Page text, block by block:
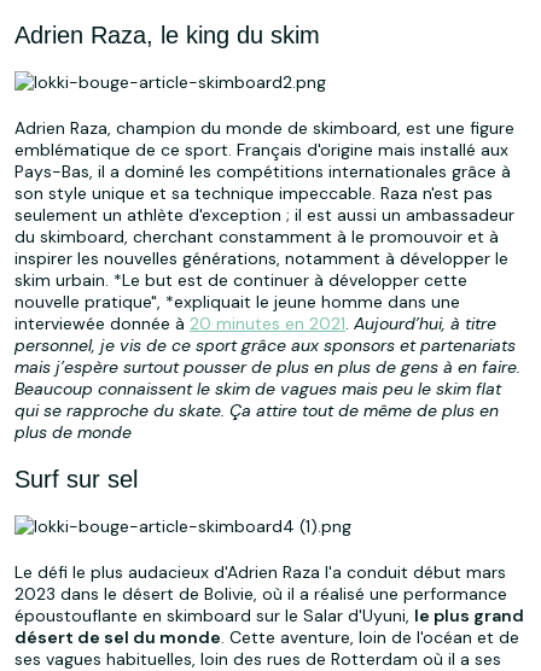
Adrien Raza, le king du skim
Adrien Raza, champion du monde de skimboard, est une figure
emblématique de ce sport. Français d'origine mais installé aux
Pays-Bas, il a dominé les compétitions internationales grâce à
son style unique et sa technique impeccable. Raza n'est pas
seulement un athlète d'exception ; il est aussi un ambassadeur
du skimboard, cherchant constamment à le promouvoir et à
inspirer les nouvelles générations, notamment à développer le
skim urbain. *Le but est de continuer à développer cette
nouvelle pratique", *expliquait le jeune homme dans une
interviewée donnée à 20 minutes en 2021. Aujourd’hui, à titre
personnel, je vis de ce sport grâce aux sponsors et partenariats
mais j’espère surtout pousser de plus en plus de gens à en faire.
Beaucoup connaissent le skim de vagues mais peu le skim flat
qui se rapproche du skate. Ça attire tout de même de plus en
plus de monde
Surf sur sel
Le défi le plus audacieux d'Adrien Raza l'a conduit début mars
2023 dans le désert de Bolivie, où il a réalisé une performance
époustouflante en skimboard sur le Salar d'Uyuni, le plus grand
désert de sel du monde. Cette aventure, loin de l'océan et de
ses vagues habituelles, loin des rues de Rotterdam où il a ses